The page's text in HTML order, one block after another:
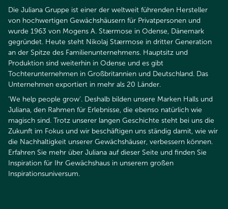
Die Juliana Gruppe ist einer der weltweit führenden Hersteller
von hochwertigen Gewächshäusern für Privatpersonen und
wurde 1963 von Mogens A. Stærmose in Odense, Dänemark
gegründet. Heute steht Nikolaj Stærmose in dritter Generation
an der Spitze des Familienunternehmens. Hauptsitz und
Produktion sind weiterhin in Odense und es gibt
Tochterunternehmen in Großbritannien und Deutschland. Das
Unternehmen exportiert in mehr als 20 Länder.​​​​​​​
‘We help people grow‘. Deshalb bilden unsere Marken Halls und
Juliana, den Rahmen für Erlebnisse, die ebenso natürlich wie
magisch sind. Trotz unserer langen Geschichte steht bei uns die
Zukunft im Fokus und wir beschäftigen uns ständig damit, wie wir
die Nachhaltigkeit unserer Gewächshäuser, verbessern können.
Erfahren Sie mehr über Juliana auf dieser Seite und finden Sie
Inspiration für Ihr Gewächshaus in unserem großen
Inspirationsuniversum.​​​​​​​